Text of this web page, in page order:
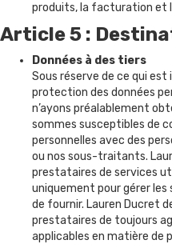
produits, la facturation et
Article 5 :
Données à des tiers
Sous réserve de ce qui
protection des données
n’ayons préalablement
sommes susceptibles de
personnelles avec des
ou nos sous-traitants.
prestataires de services
uniquement pour gérer les
de fournir. Lauren Ducret
prestataires de toujours
applicables en matière de